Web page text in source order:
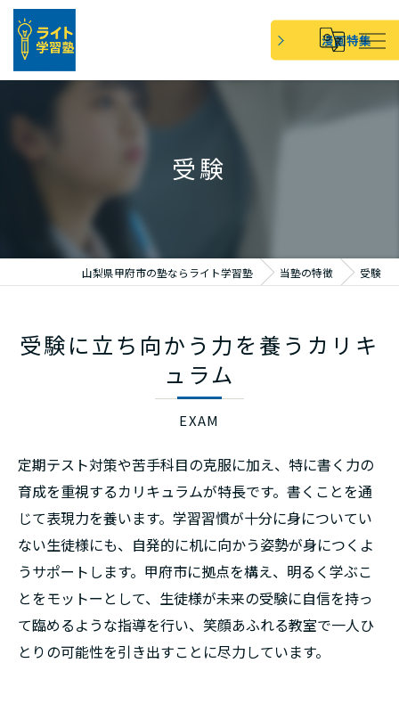
漫画特集
受験
山梨県甲府市の塾ならライト学習塾 当塾の特徴 受験
受験に立ち向かう力を養うカリキ
ュラム
EXAM
定期テスト対策や苦手科目の克服に加え、特に書く力の
育成を重視するカリキュラムが特長です。書くことを通
じて表現力を養います。学習習慣が十分に身についてい
ない生徒様にも、自発的に机に向かう姿勢が身につくよ
うサポートします。甲府市に拠点を構え、明るく学ぶこ
とをモットーとして、生徒様が未来の受験に自信を持っ
て臨めるような指導を行い、笑顔あふれる教室で一人ひ
とりの可能性を引き出すことに尽力しています。